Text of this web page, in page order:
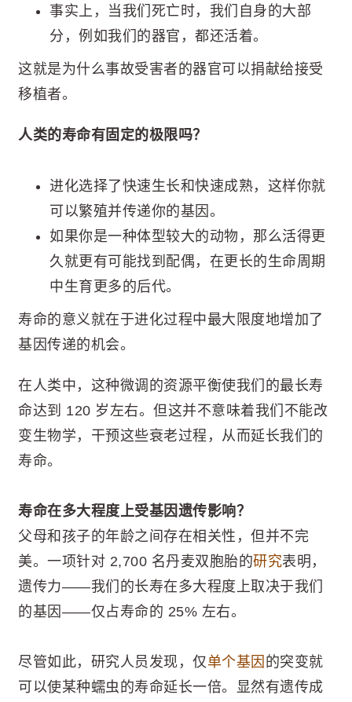
事实上，当我们死亡时，我们自身的大部
分，例如我们的器官，都还活着。
这就是为什么事故受害者的器官可以捐献给接受
移植者。
人类的寿命有固定的极限吗？
进化选择了快速生长和快速成熟，这样你就
可以繁殖并传递你的基因。
如果你是一种体型较大的动物，那么活得更
久就更有可能找到配偶，在更长的生命周期
中生育更多的后代。
寿命的意义就在于进化过程中最大限度地增加了
基因传递的机会。
在人类中，这种微调的资源平衡使我们的最长寿
命达到 120 岁左右。但这并不意味着我们不能改
变生物学，干预这些衰老过程，从而延长我们的
寿命。
寿命在多大程度上受基因遗传影响？
父母和孩子的年龄之间存在相关性，但并不完
美。一项针对 2,700 名丹麦双胞胎的研究表明，
遗传力——我们的长寿在多大程度上取决于我们
的基因——仅占寿命的 25% 左右。
尽管如此，研究人员发现，仅单个基因 的突变就
可以使某种蠕虫的寿命延长一倍。显然有遗传成